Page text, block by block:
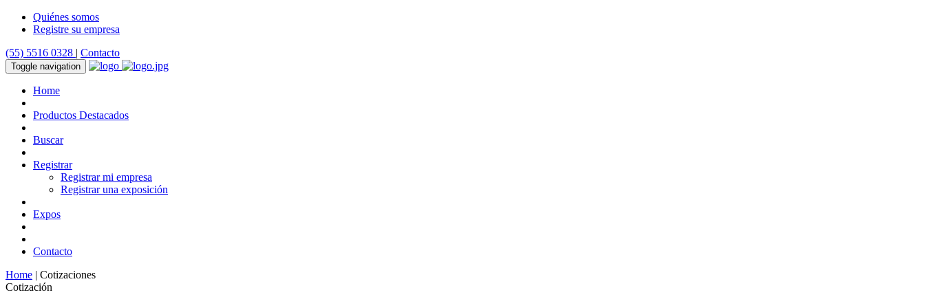
Quiénes somos
Registre su empresa
(55) 5516 0328 | Contacto
Toggle navigation
Home
Productos Destacados
Buscar
Registrar
Registrar mi empresa
Registrar una exposición
Expos
Contacto
Home | Cotizaciones
Cotización